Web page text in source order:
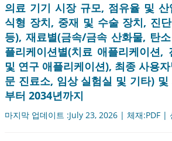
의료 기기 시장 규모, 점유율 및
식형 장치, 중재 및 수술 장치, 진
등), 재료별(금속/금속 산화물, 탄
플리케이션별(치료 애플리케이션,
및 연구 애플리케이션), 최종 사용
문 진료소, 임상 실험실 및 기타)
부터 2034년까지
마지막 업데이트 :July 23, 2026 | 체재:PDF |